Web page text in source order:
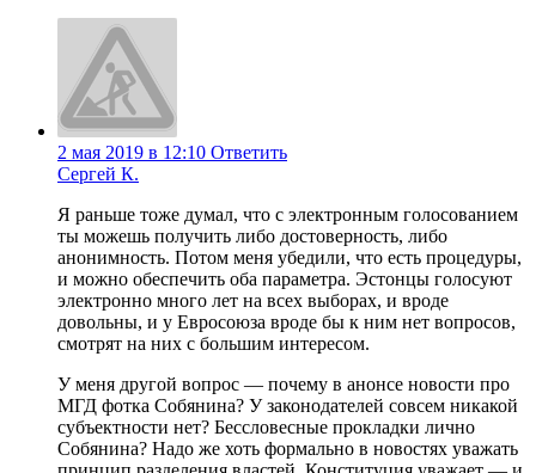
2 мая 2019 в 12:10 Ответить
Сергей К.
Я раньше тоже думал, что с электронным голосованием
ты можешь получить либо достоверность, либо
анонимность. Потом меня убедили, что есть процедуры,
и можно обеспечить оба параметра. Эстонцы голосуют
электронно много лет на всех выборах, и вроде
довольны, и у Евросоюза вроде бы к ним нет вопросов,
смотрят на них с большим интересом.
У меня другой вопрос — почему в анонсе новости про
МГД фотка Собянина? У законодателей совсем никакой
субъектности нет? Бессловесные прокладки лично
Собянина? Надо же хоть формально в новостях уважать